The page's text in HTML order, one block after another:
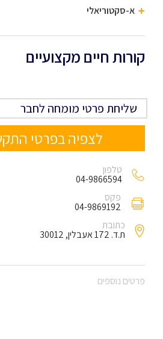
א-סקטוריאלי
קורות חיים מקצועיים
שליחת פרטי מומחה לחבר
לצפיה בפרטי
טלפון
04-9866594
פקס
04-9869192
כתובת
ת.ד. 172 אעבלין, 30012
פרטים נוספים